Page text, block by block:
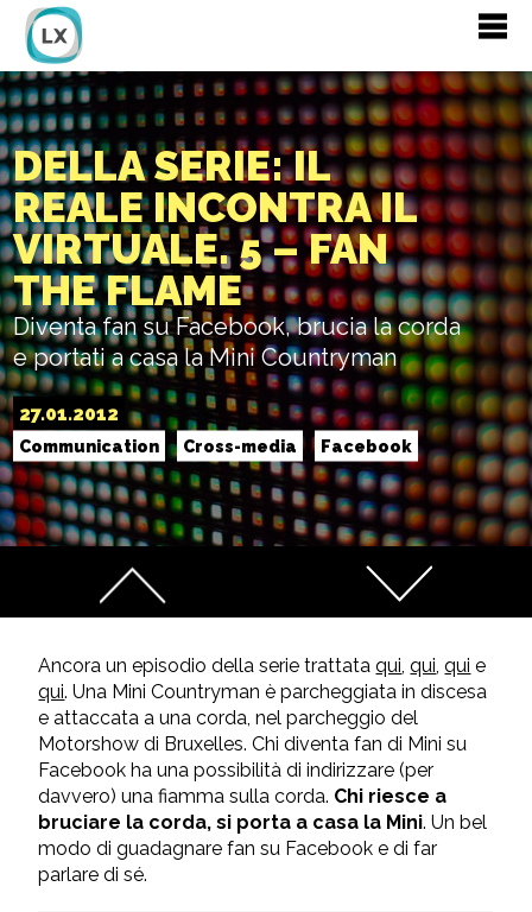
DELLA SERIE: IL
REALE INCONTRA IL
VIRTUALE. 5 – FAN
THE FLAME
Diventa fan su Facebook, brucia la corda
e portati a casa la Mini Countryman
27.01.2012
Communication Cross-media Facebook
Ancora un episodio della serie trattataqui,qui,qui e
qui. Una Mini Countryman è parcheggiata in discesa
e attaccata a una corda, nel parcheggio del
Motorshow di Bruxelles. Chi diventa fan di Mini su
Facebook ha una possibilità di indirizzare (per
davvero) una fiamma sulla corda. Chi riesce a
bruciare la corda, si porta a casa la Mini. Un bel
modo di guadagnare fan su Facebook e di far
parlare di sé.